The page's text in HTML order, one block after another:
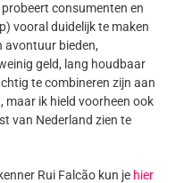
consumenten en
vooral duidelijk te maken
avontuur bieden,
geld, lang houdbaar
te combineren zijn aan
ik hield voorheen ook
van Nederland zien te
Rui Falcão kun je hier